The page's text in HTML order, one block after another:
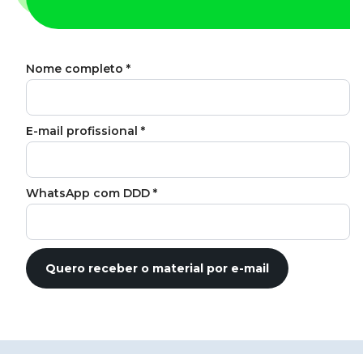
Gestão de Empresas e Negócios
Eleve os resultados da organização
Capacitação com especialistas
Recursos Humanos
Treinamento de Produto
Materiais Gratuitos